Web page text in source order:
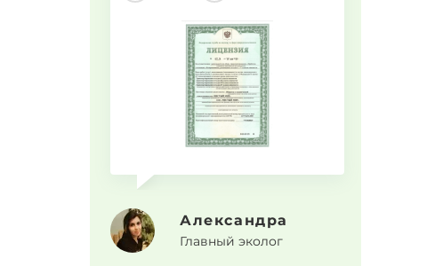
Александра
Главный эколог